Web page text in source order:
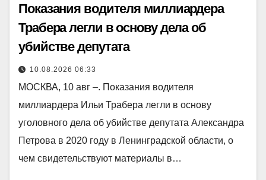
Показания водителя миллиардера
Трабера легли в основу дела об
убийстве депутата
10.08.2026 06:33
МОСКВА, 10 авг –. Показания водителя
миллиардера Ильи Трабера легли в основу
уголовного дела об убийстве депутата Александра
Петрова в 2020 году в Ленинградской области, о
чем свидетельствуют материалы в…